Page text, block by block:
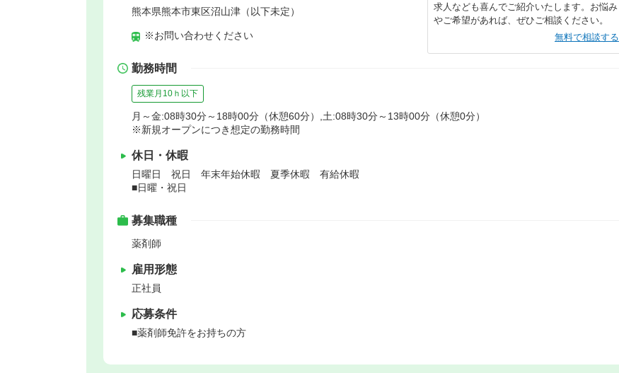
熊本県熊本市東区沼山津（以下未定）
※お問い合わせください
求人なども喜んでご紹介いたします。お悩み
やご希望があれば、ぜひご相談ください。
無料で相談する
勤務時間
残業月10ｈ以下
月～金:08時30分～18時00分（休憩60分）,土:08時30分～13時00分（休憩0分）
※新規オープンにつき想定の勤務時間
休日・休暇
日曜日 祝日 年末年始休暇 夏季休暇 有給休暇
■日曜・祝日
募集職種
薬剤師
雇用形態
正社員
応募条件
■薬剤師免許をお持ちの方